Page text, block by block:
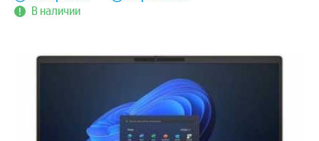
В наличии